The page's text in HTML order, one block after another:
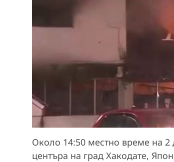
Около 14:50 местно време на 2
центъра на град Хакодате,